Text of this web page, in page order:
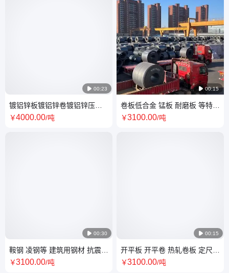
 00:23
镀铝锌板镀铝锌卷镀铝锌压型
钢板 钢结构材料加工分条
￥4000.00/吨
 00:30
鞍钢 凌钢等 建筑用钢材 抗震螺
纹 400E 盘螺 300线材配送到
￥3100.00/吨
 00:15
卷板低合金 锰板 耐磨板 等特殊
材质板材 可加工配送定制
￥3100.00/吨
 00:15
开平板 开平卷 热轧卷板 定尺开
平 235B 355B分条纵剪
￥3100.00/吨